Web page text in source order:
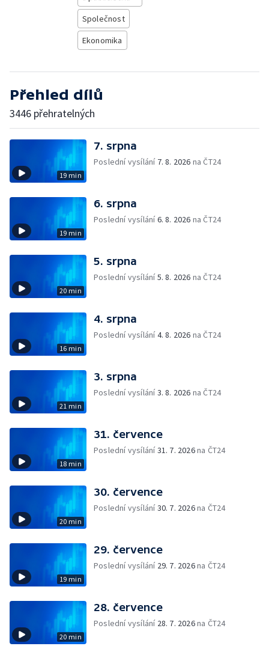
Společnost
Ekonomika
Přehled dílů
3446 přehratelných
19 min
7. srpna
Poslední vysílání 7. 8. 2026 na ČT24
19 min
6. srpna
Poslední vysílání6. 8. 2026 na ČT24
20 min
5. srpna
Poslední vysílání5. 8. 2026 na ČT24
16 min
4. srpna
Poslední vysílání4. 8. 2026 na ČT24
21 min
3. srpna
Poslední vysílání3. 8. 2026 na ČT24
18 min
31. července
Poslední vysílání31. 7. 2026na ČT24
20 min
30. července
Poslední vysílání30. 7. 2026na ČT24
19 min
29. července
Poslední vysílání 29. 7. 2026na ČT24
20 min
28. července
Poslední vysílání 28. 7. 2026na ČT24